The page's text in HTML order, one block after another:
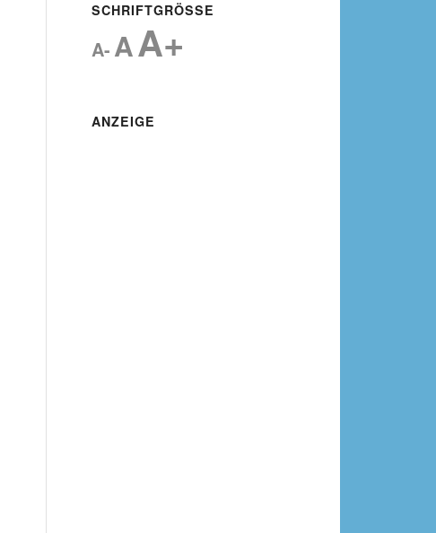
SCHRIFTGRÖSSE
A- AA+
ANZEIGE